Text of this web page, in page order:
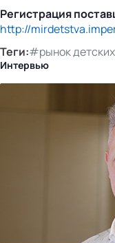
Регистрация
http://
Теги:#рынок
Интервью